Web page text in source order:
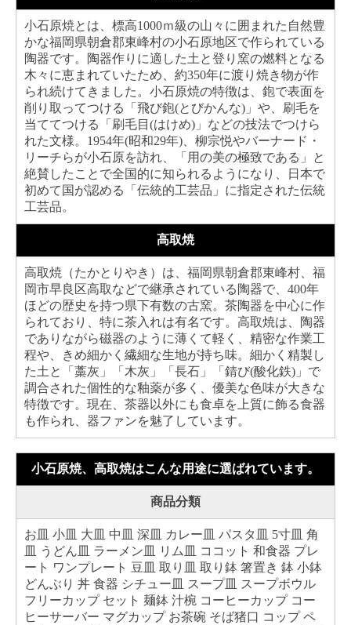
小石原焼とは、標高1000ｍ級の山々に囲まれた自然豊
かな福岡県朝倉郡東峰村の小石原地区で作られている
陶器です。陶器作りに適した土と登り窯の燃料となる
木々に恵まれていたため、約350年に渡り焼き物が作
られ続けてきました。小石原焼の特徴は、鉋で表面を
削り取ってつける「飛び鉋(とびかんな)」や、刷毛を
当ててつける「刷毛目(はけめ)」などの技法でつけら
れた文様。1954年(昭和29年)、柳宗悦やバーナード・
リーチらが小石原を訪れ、「用の美の極致である」と
絶賛したことで全国的に知られるようになり、日本で
初めて国が認める「伝統的工芸品」に指定された伝統
工芸品。
高取焼
高取焼（たかとりやき）は、福岡県朝倉郡東峰村、福
岡市早良区高取などで継承されている陶器で、400年
ほどの歴史を持つ県下有数の古窯。茶陶器を中心に作
られており、特に茶入れは有名です。高取焼は、陶器
でありながら磁器のように薄くて軽く、精密な作業工
程や、きめ細かく繊細な生地が持ち味。細かく精製し
た土と「藁灰」「木灰」「長石」「錆び(酸化鉄)」で
調合された個性的な釉薬が多く、優美な色味が大きな
特徴です。現在、茶器以外にも食卓を上質に飾る食器
も作られ、器ファンを魅了しています。
小石原焼、高取焼はこんな用途に選ばれています。
商品分類
お皿 小皿 大皿 中皿 深皿 カレー皿 パスタ皿 5寸皿 角
皿 うどん皿 ラーメン皿 リム皿 ココット 和食器 プレ
ート ワンプレート 豆皿 取り皿 取り鉢 箸置き 鉢 小鉢
どんぶり 丼 食器 シチュー皿 スープ皿 スープボウル
フリーカップ セット 麺鉢 汁椀 コーヒーカップ コー
ヒーサーバー マグカップ お茶碗 そば猪口 コップ ペ